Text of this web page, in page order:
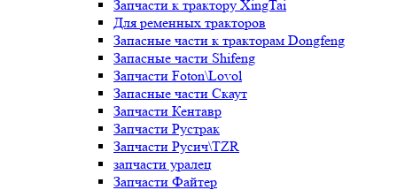
Запчасти к трактору XingTai
Для ременных тракторов
Запасные части к тракторам Dongfeng
Запасные части Shifeng
Запчасти Foton\Lovol
Запасные части Скаут
Запчасти Кентавр
Запчасти Рустрак
Запчасти Русич\TZR
запчасти уралец
Запчасти Файтер